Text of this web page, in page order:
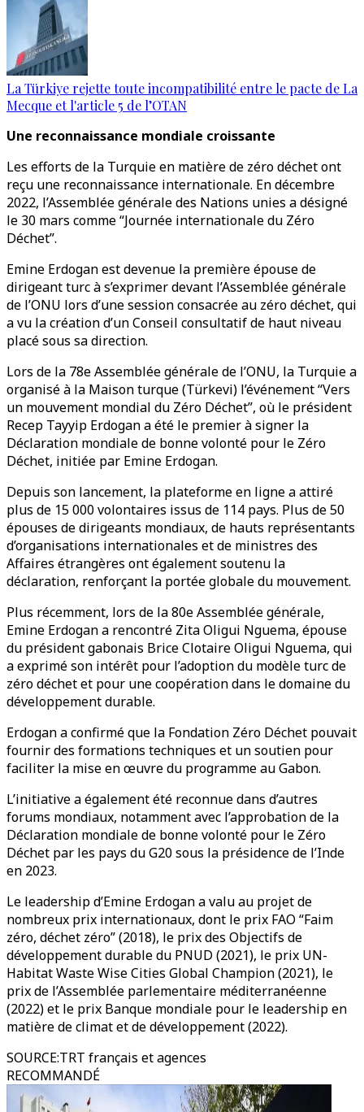
La Türkiye rejette toute incompatibilité entre le pacte de La
Mecque et l'article 5 de l’OTAN
Une reconnaissance mondiale croissante
Les efforts de la Turquie en matière de zéro déchet ont
reçu une reconnaissance internationale. En décembre
2022, l’Assemblée générale des Nations unies a désigné
le 30 mars comme “Journée internationale du Zéro
Déchet”.
Emine Erdogan est devenue la première épouse de
dirigeant turc à s’exprimer devant l’Assemblée générale
de l’ONU lors d’une session consacrée au zéro déchet, qui
a vu la création d’un Conseil consultatif de haut niveau
placé sous sa direction.
Lors de la 78e Assemblée générale de l’ONU, la Turquie a
organisé à la Maison turque (Türkevi) l’événement “Vers
un mouvement mondial du Zéro Déchet”, où le président
Recep Tayyip Erdogan a été le premier à signer la
Déclaration mondiale de bonne volonté pour le Zéro
Déchet, initiée par Emine Erdogan.
Depuis son lancement, la plateforme en ligne a attiré
plus de 15 000 volontaires issus de 114 pays. Plus de 50
épouses de dirigeants mondiaux, de hauts représentants
d’organisations internationales et de ministres des
Affaires étrangères ont également soutenu la
déclaration, renforçant la portée globale du mouvement.
Plus récemment, lors de la 80e Assemblée générale,
Emine Erdogan a rencontré Zita Oligui Nguema, épouse
du président gabonais Brice Clotaire Oligui Nguema, qui
a exprimé son intérêt pour l’adoption du modèle turc de
zéro déchet et pour une coopération dans le domaine du
développement durable.
Erdogan a confirmé que la Fondation Zéro Déchet pouvait
fournir des formations techniques et un soutien pour
faciliter la mise en œuvre du programme au Gabon.
L’initiative a également été reconnue dans d’autres
forums mondiaux, notamment avec l’approbation de la
Déclaration mondiale de bonne volonté pour le Zéro
Déchet par les pays du G20 sous la présidence de l’Inde
en 2023.
Le leadership d’Emine Erdogan a valu au projet de
nombreux prix internationaux, dont le prix FAO “Faim
zéro, déchet zéro” (2018), le prix des Objectifs de
développement durable du PNUD (2021), le prix UN-
Habitat Waste Wise Cities Global Champion (2021), le
prix de l’Assemblée parlementaire méditerranéenne
(2022) et le prix Banque mondiale pour le leadership en
matière de climat et de développement (2022).
SOURCE:TRT français et agences
RECOMMANDÉ